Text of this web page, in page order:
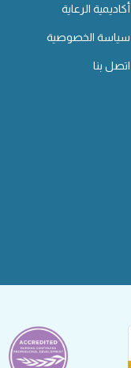
أكاديمية الرعاية
سياسة الخصوصية
اتصل بنا